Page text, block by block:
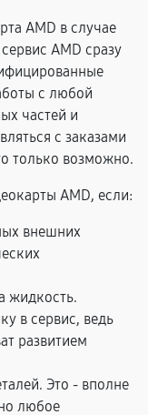
AMD в случае
AMD сразу
с любой
частей и
с заказами
только возможно.
AMD, если:
внешних
жидкость.
в сервис, ведь
развитием
Это - вполне
любое